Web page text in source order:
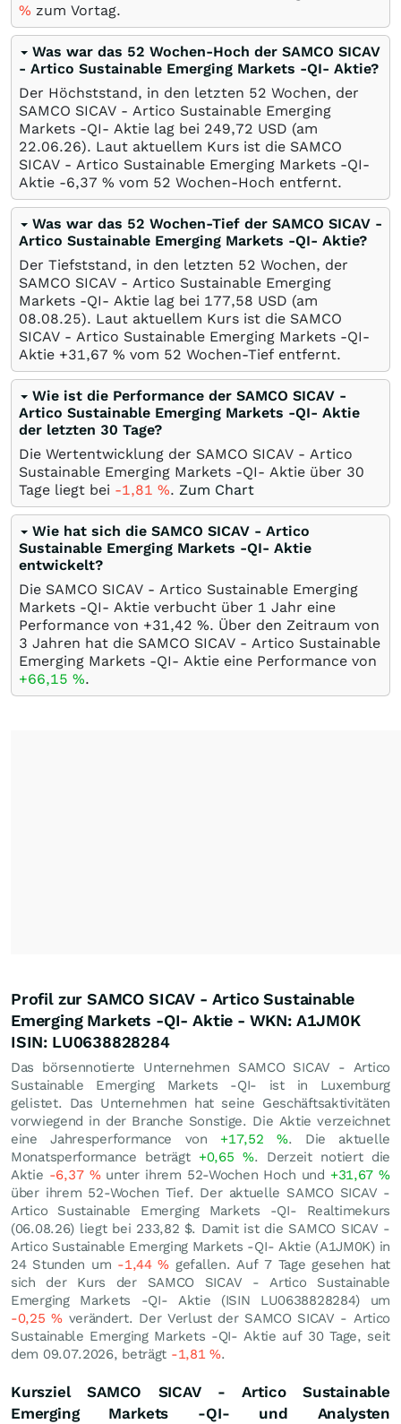
% zum Vortag.
Was war das 52 Wochen-Hoch der SAMCO SICAV
- Artico Sustainable Emerging Markets -QI- Aktie?
Der Höchststand, in den letzten 52 Wochen, der
SAMCO SICAV - Artico Sustainable Emerging
Markets -QI- Aktie lag bei 249,72 USD (am
22.06.26). Laut aktuellem Kurs ist die SAMCO
SICAV - Artico Sustainable Emerging Markets -QI-
Aktie -6,37 % vom 52 Wochen-Hoch entfernt.
Was war das 52 Wochen-Tief der SAMCO SICAV -
Artico Sustainable Emerging Markets -QI- Aktie?
Der Tiefststand, in den letzten 52 Wochen, der
SAMCO SICAV - Artico Sustainable Emerging
Markets -QI- Aktie lag bei 177,58 USD (am
08.08.25). Laut aktuellem Kurs ist die SAMCO
SICAV - Artico Sustainable Emerging Markets -QI-
Aktie +31,67 % vom 52 Wochen-Tief entfernt.
Wie ist die Performance der SAMCO SICAV -
Artico Sustainable Emerging Markets -QI- Aktie
der letzten 30 Tage?
Die Wertentwicklung der SAMCO SICAV - Artico
Sustainable Emerging Markets -QI- Aktie über 30
Tage liegt bei -1,81 %. Zum Chart
Wie hat sich die SAMCO SICAV - Artico
Sustainable Emerging Markets -QI- Aktie
entwickelt?
Die SAMCO SICAV - Artico Sustainable Emerging
Markets -QI- Aktie verbucht über 1 Jahr eine
Performance von +31,42 %. Über den Zeitraum von
3 Jahren hat die SAMCO SICAV - Artico Sustainable
Emerging Markets -QI- Aktie eine Performance von
+66,15 %.
Profil zur SAMCO SICAV - Artico Sustainable
Emerging Markets -QI- Aktie - WKN: A1JM0K
ISIN: LU0638828284
Das börsennotierte Unternehmen SAMCO SICAV - Artico
Sustainable Emerging Markets -QI- ist in Luxemburg
gelistet. Das Unternehmen hat seine Geschäftsaktivitäten
vorwiegend in der Branche Sonstige. Die Aktie verzeichnet
eine Jahresperformance von +17,52 %. Die aktuelle
Monatsperformance beträgt +0,65%. Derzeit notiert die
Aktie -6,37 %unter ihrem 52-Wochen Hoch und +31,67%
über ihrem 52-Wochen Tief. Der aktuelle SAMCO SICAV -
Artico Sustainable Emerging Markets -QI- Realtimekurs
(06.08.26) liegt bei 233,82 $. Damit ist die SAMCO SICAV -
Artico Sustainable Emerging Markets -QI- Aktie (A1JM0K) in
24 Stunden um -1,44% gefallen. Auf 7 Tage gesehen hat
sich der Kurs der SAMCO SICAV - Artico Sustainable
Emerging Markets -QI- Aktie (ISIN LU0638828284) um
-0,25%verändert. Der Verlust der SAMCO SICAV - Artico
Sustainable Emerging Markets -QI- Aktie auf 30 Tage, seit
dem 09.07.2026, beträgt -1,81%.
Kursziel SAMCO SICAV - Artico Sustainable
Emerging Markets -QI- und Analysten